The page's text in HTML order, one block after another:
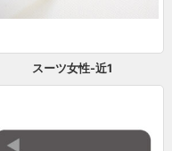
スーツ女性-近1